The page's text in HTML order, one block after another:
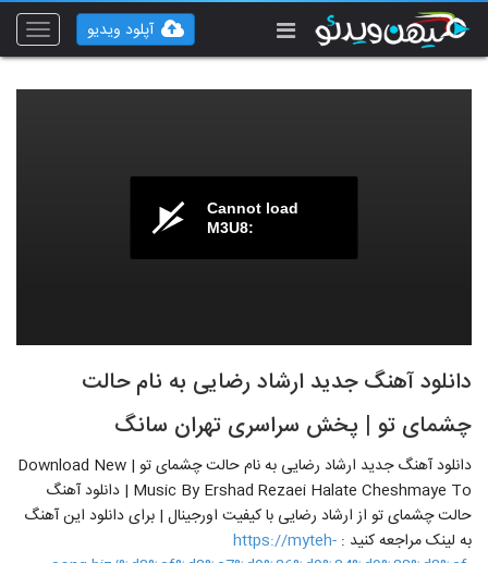
Toggle
آپلود ویدیو
Cannot load
M3U8:
دانلود آهنگ جدید ارشاد رضایی به نام حالت
چشمای تو | پخش سراسری تهران سانگ
دانلود آهنگ جدید ارشاد رضایی به نام حالت چشمای تو | Download New
Music By Ershad Rezaei Halate Cheshmaye To | دانلود آهنگ
حالت چشمای تو از ارشاد رضایی با کیفیت اورجینال | برای دانلود این آهنگ
به لینک مراجعه کنید : https://myteh-